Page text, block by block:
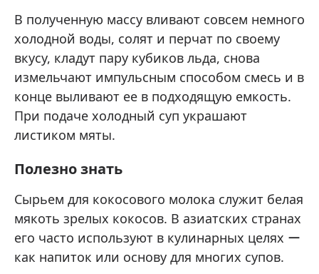
В полученную массу вливают совсем немного
холодной воды, солят и перчат по своему
вкусу, кладут пару кубиков льда, снова
измельчают импульсным способом смесь и в
конце выливают ее в подходящую емкость.
При подаче холодный суп украшают
листиком мяты.
Полезно знать
Сырьем для кокосового молока служит белая
мякоть зрелых кокосов. В азиатских странах
его часто используют в кулинарных целях ー
как напиток или основу для многих супов.